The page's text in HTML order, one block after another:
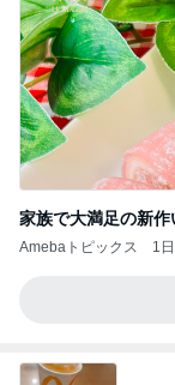
家族で大満足の新
Amebaトピックス 1